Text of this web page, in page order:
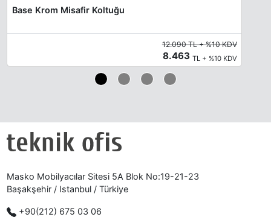
Base Krom Misafir Koltuğu
12.090 TL + %10 KDV
8.463 TL + %10 KDV
Masko Mobilyacılar Sitesi 5A Blok No:19-21-23
Başakşehir / Istanbul / Türkiye
+90(212) 675 03 06